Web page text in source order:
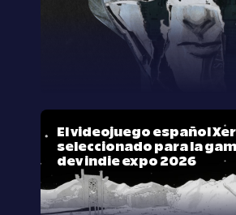
El videojuego español
seleccionado para la
dev indie expo 2026